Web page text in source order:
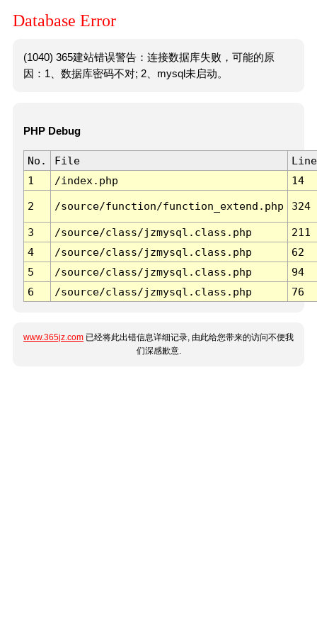
Database Error
(1040) 365建站错误警告：连接数据库失败，可能的原
因：1、数据库密码不对; 2、mysql未启动。
PHP Debug
No. File
Line
1
/index.php 14
2 /source/function/function_extend.php 324
3 /source/class/jzmysql.class.php
211
4
/source/class/jzmysql.class.php
62
5
/source/class/jzmysql.class.php
94
6
/source/class/jzmysql.class.php 76
www.365jz.com 已经将此出错信息详细记录, 由此给您带来的访问不便我
们深感歉意.